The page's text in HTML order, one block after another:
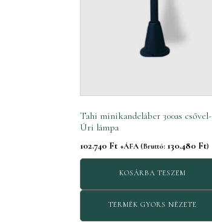
Tahi minikandeláber 300as csővel-
Úri lámpa
102.740 Ft +ÁFA (Bruttó: 130.480 Ft)
KOSÁRBA TESZEM
TERMÉK GYORS NÉZETE